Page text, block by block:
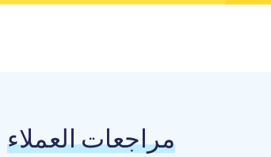
مراجعات العملاء